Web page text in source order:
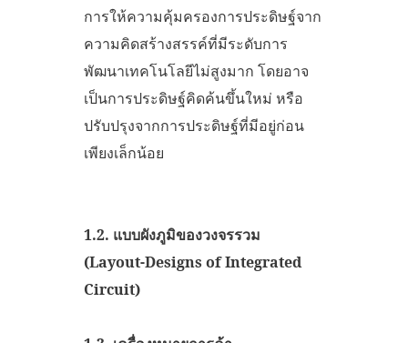
การให้ความคุ้มครองการประดิษฐ์จาก
ความคิดสร้างสรรค์ที่มีระดับการ
พัฒนาเทคโนโลยีไม่สูงมาก โดยอาจ
เป็นการประดิษฐ์คิดค้นขึ้นใหม่ หรือ
ปรับปรุงจากการประดิษฐ์ที่มีอยู่ก่อน
เพียงเล็กน้อย
1.2. แบบผังภูมิของวงจรรวม
(Layout-Designs of Integrated
Circuit)